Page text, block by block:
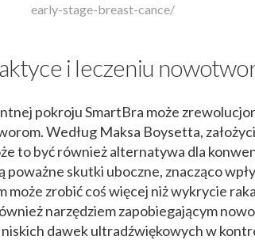
early-stage-breast-cance/
i leczeniu
pokroju SmartBra może
Według Maksa Boysetta,
to być również alternatywa dla
poważne skutki uboczne, znacząco
może zrobić coś więcej niż wykrycie
narzędziem zapobiegającym
dawek ultradźwiękowych w